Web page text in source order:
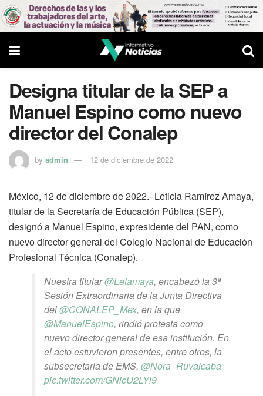
Designa titular de la SEP a
Manuel Espino como nuevo
director del Conalep
by admin 12 de diciembre de 2022
México, 12 de diciembre de 2022.- Leticia Ramírez Amaya,
titular de la Secretaría de Educación Pública (SEP),
designó a Manuel Espino, expresidente del PAN, como
nuevo director general del Colegio Nacional de Educación
Profesional Técnica (Conalep).
Nuestra titular@Letamaya, encabezó la 3ª
Sesión Extraordinaria de la Junta Directiva
del@CONALEP_Mex, en la que
@ManuelEspino, rindió protesta como
nuevo director general de esa institución. En
el acto estuvieron presentes, entre otros, la
subsecretaria de EMS, @Nora_Ruvalcaba
pic.twitter.com/GNicU2LYi9